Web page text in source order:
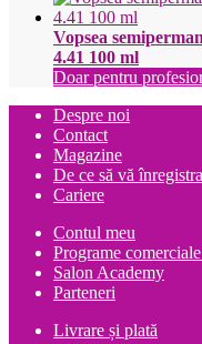
Vopsea
4.41 100 ml
Doar pentru
Despre noi
Contact
Magazine
De ce să vă
Cariere
Contul meu
Programe
Salon Academy
Parteneri
Livrare și plată